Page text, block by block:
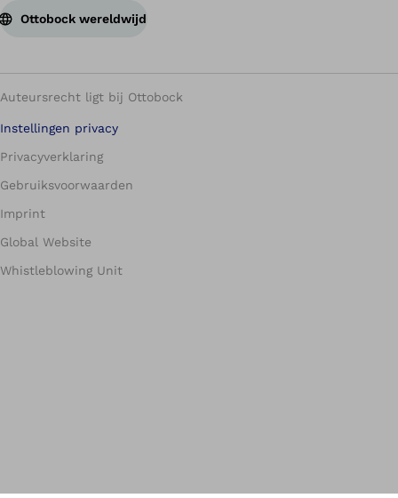
Ottobock wereldwijd
Auteursrecht ligt bij Ottobock
Instellingen privacy
Privacyverklaring
Gebruiksvoorwaarden
Imprint
Global Website
Whistleblowing Unit